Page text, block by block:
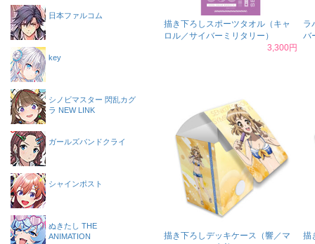
描き下ろしスポーツタオル（キャ
ロル／サイバーミリタリー）
3,300円
ラ
バ
描き下ろしデッキケース（響／マ
描
日本ファルコム
key
シノビマスター 閃乱カグ
ラ NEW LINK
ガールズバンドクライ
シャインポスト
ぬきたし THE
ANIMATION